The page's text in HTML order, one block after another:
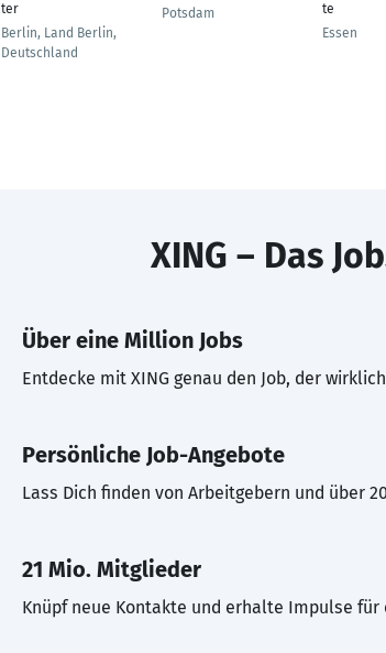
ter
Berlin, Land Berlin,
Deutschland
Potsdam
te
Essen
XING – Das
Über eine Million Jobs
Entdecke mit XING genau den Job, der
Persönliche Job-Angebote
Lass Dich finden von Arbeitgebern und über
21 Mio. Mitglieder
Knüpf neue Kontakte und erhalte Impulse für